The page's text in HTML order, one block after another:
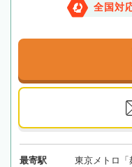
全国対
最寄駅
東京メトロ